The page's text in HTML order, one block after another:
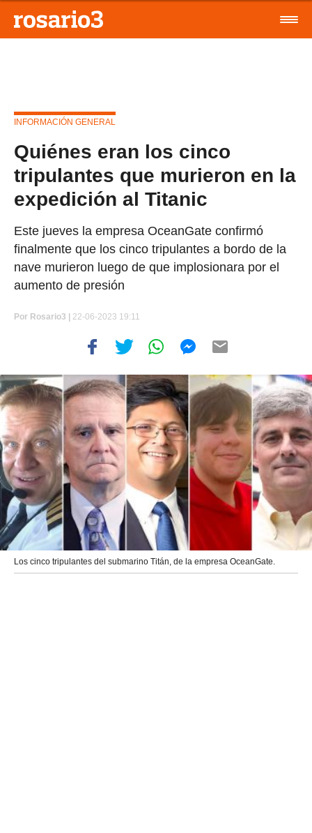
INFORMACIÓN GENERAL
Quiénes eran los cinco
tripulantes que murieron en la
expedición al Titanic
Este jueves la empresa OceanGate confirmó
finalmente que los cinco tripulantes a bordo de la
nave murieron luego de que implosionara por el
aumento de presión
Por Rosario3 | 22-06-2023 19:11
Los cinco tripulantes del submarino Titán, de la empresa OceanGate.